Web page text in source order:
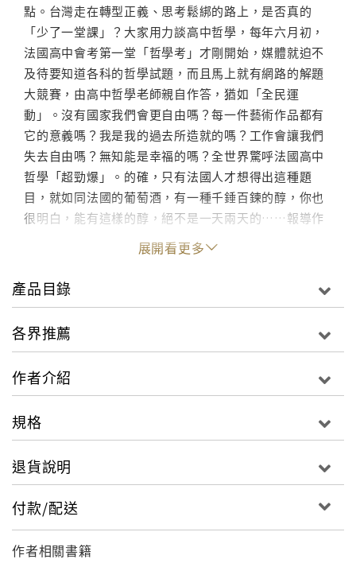
點。台灣走在轉型正義、思考鬆綁的路上，是否真的
「少了一堂課」？大家用力談高中哲學，每年六月初，
法國高中會考第一堂「哲學考」才剛開始，媒體就迫不
及待要知道各科的哲學試題，而且馬上就有網路的解題
大競賽，由高中哲學老師親自作答，猶如「全民運
動」。沒有國家我們會更自由嗎？每一件藝術作品都有
它的意義嗎？我是我的過去所造就的嗎？工作會讓我們
失去自由嗎？無知能是幸福的嗎？全世界驚呼法國高中
哲學「超勁爆」。的確，只有法國人才想得出這種題
目，就如同法國的葡萄酒，有一種千錘百鍊的醇，你也
很明白，能有這樣的醇，絕不是一天兩天的……報導作
家羅惠珍繼《巴黎不出售》探討居住正義議題之後，再
度瞄準台灣民眾最關心的教育議題；旅法多年，隨著小
孩的成長與踏進教育體制，法國哲學教育不只是她報導
的新聞專題，而是身為母親的切身關懷。哲學課到底教
獨特？作者訪問了六位法國的高中哲學教師，聽他們親
紀大革命的傳統衍生出的新價值之一，就是高中哲學教
治」、「主體」、「慾望」等。對台灣家長來說，教高
中生討論「慾望」，實在很難以想像。在本書許多教育
工作者與學生們現身說法之下，讀者才能知道，很多難
以想像的事，在法國高中哲學課裡，早已稀鬆平常。第
一本談法國高中哲學課的報導專書，不賣「法國高中哲
學的膏藥」，更不是把法國製造當成舶來精品展示推
銷。但希望台灣家長想想，教育除了功利以外還會是什
展開看更多
產品目錄
各界推薦
作者介紹
規格
退貨說明
付款/配送
作者相關書籍